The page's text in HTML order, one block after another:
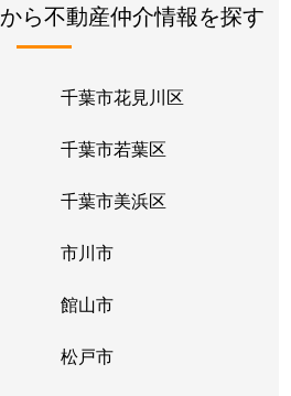
ら不動産仲介情報を探す
千葉市花見川区
千葉市若葉区
千葉市美浜区
市川市
館山市
松戸市